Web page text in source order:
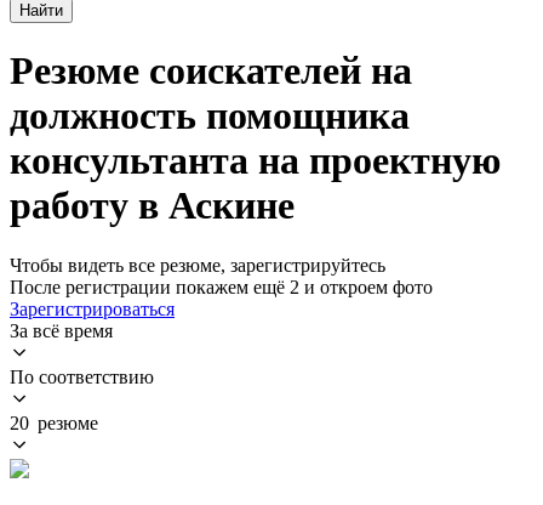
Найти
Резюме соискателей на
должность помощника
консультанта на проектную
работу в Аскине
Чтобы видеть все резюме, зарегистрируйтесь
После регистрации покажем ещё 2 и откроем фото
Зарегистрироваться
За всё время
По соответствию
20 резюме